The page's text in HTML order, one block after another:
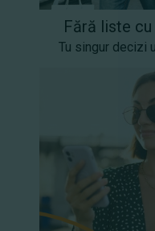
Fără liste
Tu singur decizi